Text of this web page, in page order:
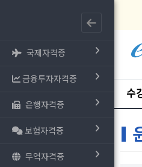
국제자격증
금융투자자격증
은행자격증
보험자격증
무역자격증
수